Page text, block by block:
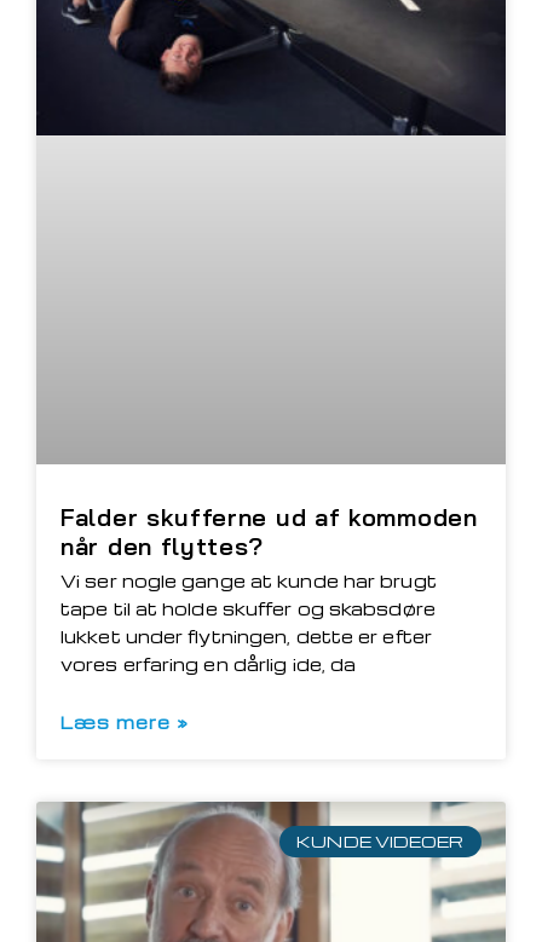
Falder skufferne ud af kommoden
når den flyttes?
Vi ser nogle gange at kunde har brugt
tape til at holde skuffer og skabsdøre
lukket under flytningen, dette er efter
vores erfaring en dårlig ide, da
Læs mere »
KUNDE VIDEOER